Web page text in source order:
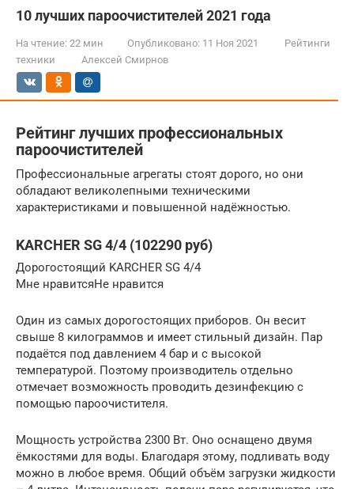
10 лучших пароочистителей 2021 года
На чтение: 22 мин Опубликовано: 11 Ноя 2021
Рейтинги
техники
Алексей Смирнов
Рейтинг лучших профессиональных
пароочистителей
Профессиональные агрегаты стоят дорого, но они
обладают великолепными техническими
характеристиками и повышенной надёжностью.
KARCHER SG 4/4 (102290 руб)
Дорогостоящий KARCHER SG 4/4
Мне нравитсяНе нравится
Один из самых дорогостоящих приборов. Он весит
свыше 8 килограммов и имеет стильный дизайн. Пар
подаётся под давлением 4 бар и с высокой
температурой. Поэтому производитель отдельно
отмечает возможность проводить дезинфекцию с
помощью пароочистителя.
Мощность устройства 2300 Вт. Оно оснащено двумя
ёмкостями для воды. Благодаря этому, подливать воду
можно в любое время. Общий объём загрузки жидкости